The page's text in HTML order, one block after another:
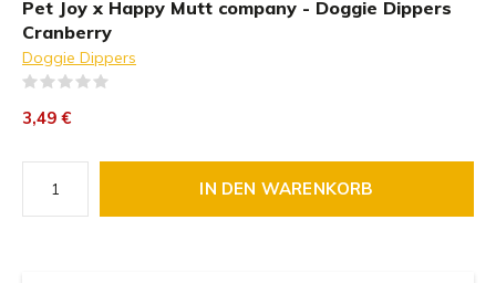
Pet Joy x Happy Mutt company - Doggie Dippers
Cranberry
Doggie Dippers
3,49 €
IN DEN WARENKORB